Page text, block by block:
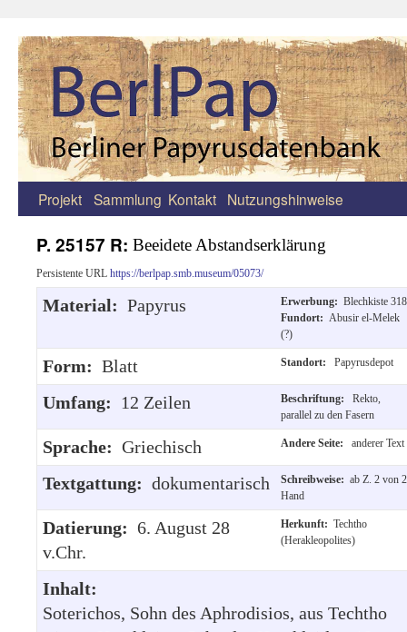
Zum
springen
Projekt Sammlung Kontakt Nutzungshinweise
P. 25157 R: Beeidete Abstandserklärung
Persistente URL https://berlpap.smb.museum/05073/
Material: Papyrus Erwerbung: Blechkiste
Fundort: Abusir el-Melek
(?)
Form: Blatt Standort: Papyrusdepot
Umfang: 12 Zeilen Beschriftung:
Rekto,
parallel zu den Fasern
Sprache: Griechisch Andere Seite: anderer Text
Textgattung: dokumentarisch Schreibweise: ab Z. 2 von
Hand
Datierung: 6. August 28
v.Chr.
Herkunft: Techtho
(Herakleopolites)
Inhalt:
Soterichos, Sohn des Aphrodisios, aus Techtho